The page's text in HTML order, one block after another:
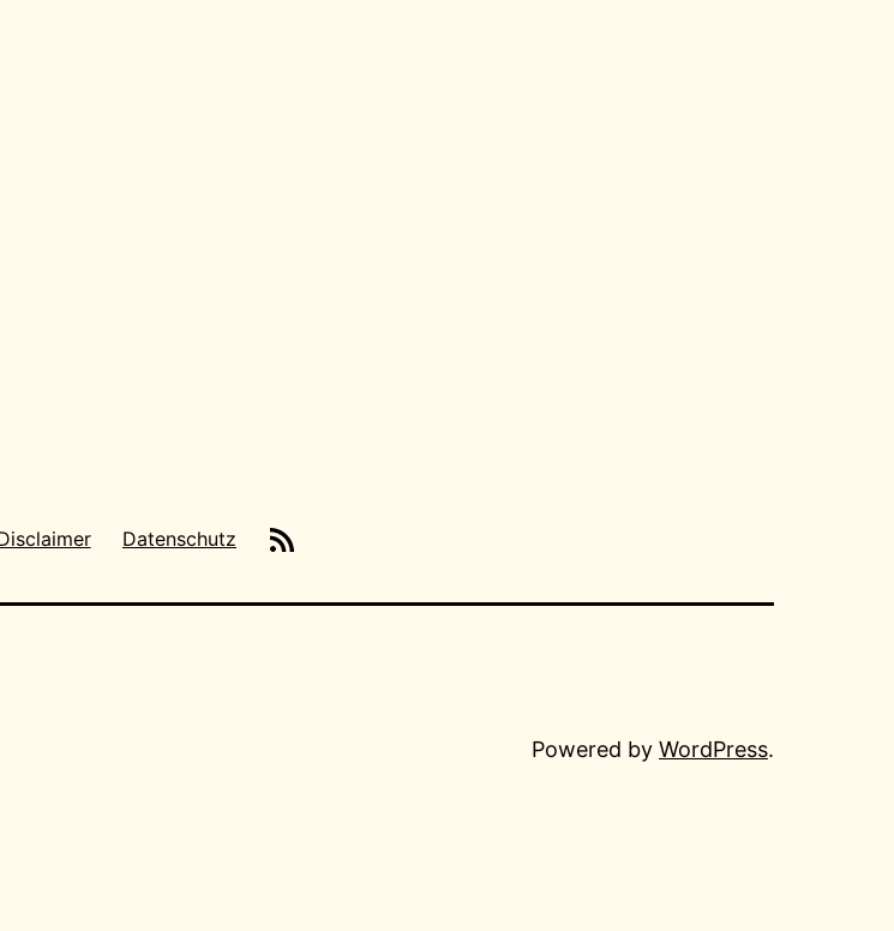
Datenschutz
Powered by WordPress.